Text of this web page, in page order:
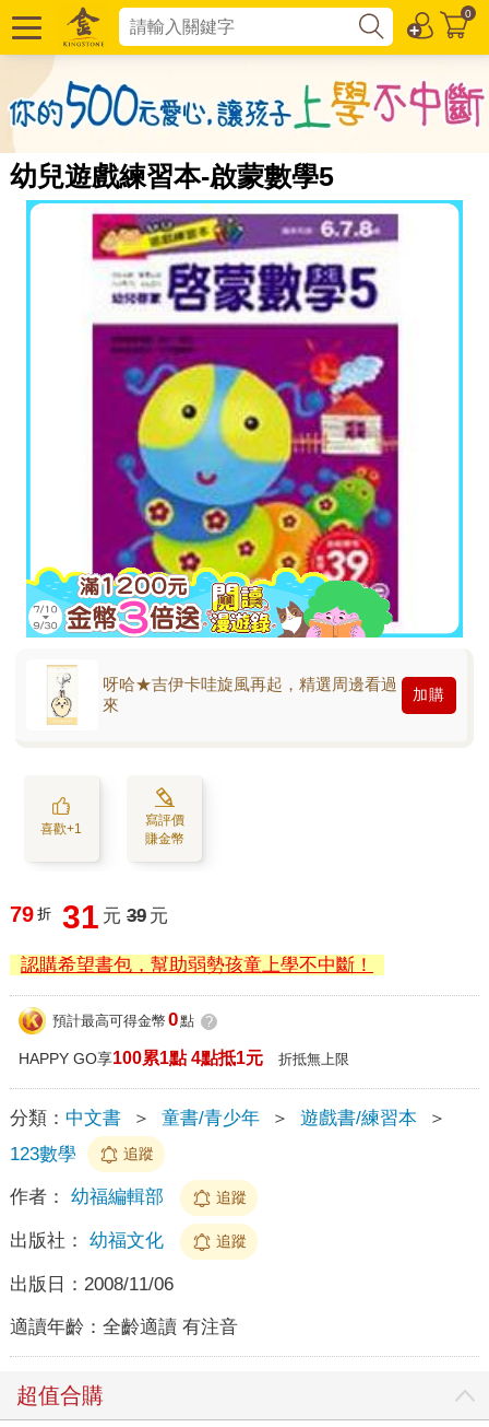
0
幼兒遊戲練習本-啟蒙數學5
呀哈★吉伊卡哇旋風再起，精選周邊看過
來
加購
喜歡+1
寫評價
賺金幣
79 折 31 元 39 元
認購希望書包，幫助弱勢孩童上學不中斷！
預計最高可得金幣 0點 ?
HAPPY GO享100累1點 4點抵1元 折抵無上限
分類： 中文書 ＞ 童書/青少年 ＞ 遊戲書/練習本
＞
123數學
追蹤
作者： 幼福編輯部 追蹤
出版社： 幼福文化 追蹤
出版日： 2008/11/06
適讀年齡： 全齡適讀 有注音
超值合購